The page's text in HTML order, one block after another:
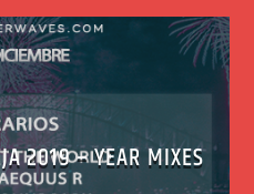
2019 – YEAR MIXES